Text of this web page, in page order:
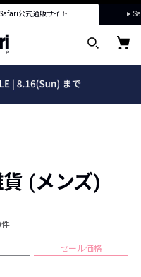
Safari公式通販サイト
(メンズ)
件
セール価格